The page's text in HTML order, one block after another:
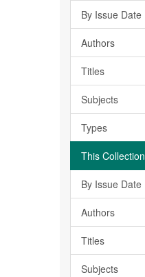
By Issue Date
Authors
Titles
Subjects
Types
This Collection
By Issue Date
Authors
Titles
Subjects